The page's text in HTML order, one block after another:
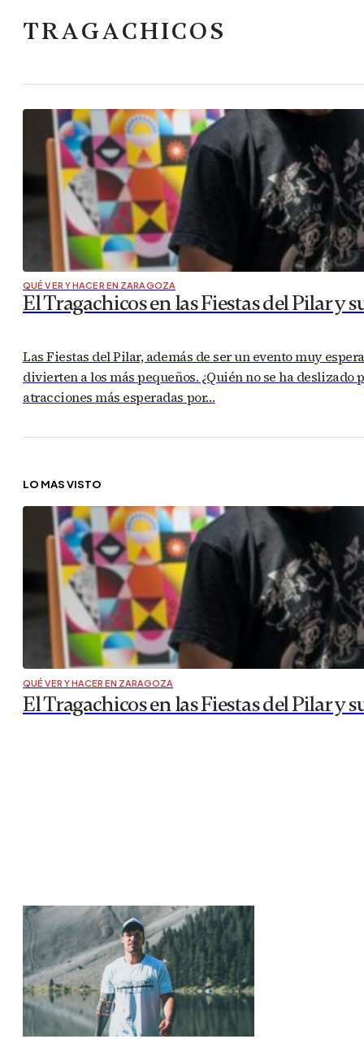
TRAGACHICOS
QUÉ VER Y HACER EN ZARAGOZA
El Tragachicos en las Fiestas del Pilar y
Las Fiestas del Pilar, además de ser un evento muy
divierten a los más pequeños. ¿Quién no se ha
atracciones más esperadas por…
LO MÁS VISTO
QUÉ VER Y HACER EN ZARAGOZA
El Tragachicos en las Fiestas del Pilar y